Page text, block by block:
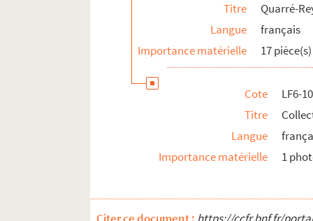
LF9. Gouverneurs de Lille 3, XVIIIe siècle
LF10. Musée de Lille - Photographies de
LF12. Vues de Lille - photographies,
LF18. Brochures sur la musique à Lille
Titre
Quarré-
Langue
français
Importance matérielle
17 pièce(s)
Cote
LF6-
Titre
Langue
Importance matérielle
1